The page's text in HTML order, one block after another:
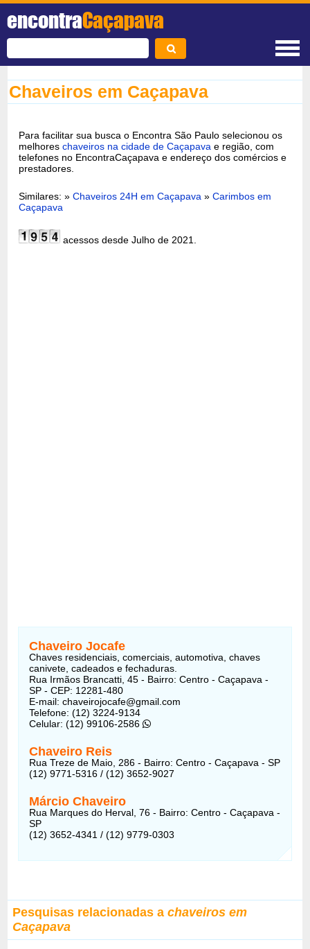
encontraCaçapava
Chaveiros em Caçapava
Para facilitar sua busca o Encontra São Paulo selecionou os
melhoreschaveiros na cidade de Caçapava e região, com
telefones no EncontraCaçapava e endereço dos comércios e
prestadores.
Similares: »Chaveiros 24H em Caçapava »Carimbos em
Caçapava
acessos desde Julho de 2021.
Chaveiro Jocafe
Chaves residenciais, comerciais, automotiva, chaves
canivete, cadeados e fechaduras.
Rua Irmãos Brancatti, 45 - Bairro: Centro - Caçapava -
SP - CEP: 12281-480
E-mail: chaveirojocafe@gmail.com
Telefone: (12) 3224-9134
Celular: (12) 99106-2586
Chaveiro Reis
Rua Treze de Maio, 286 - Bairro: Centro - Caçapava - SP
(12) 9771-5316 / (12) 3652-9027
Márcio Chaveiro
Rua Marques do Herval, 76 - Bairro: Centro - Caçapava -
SP
(12) 3652-4341 / (12) 9779-0303
Pesquisas relacionadas achaveiros em
Caçapava